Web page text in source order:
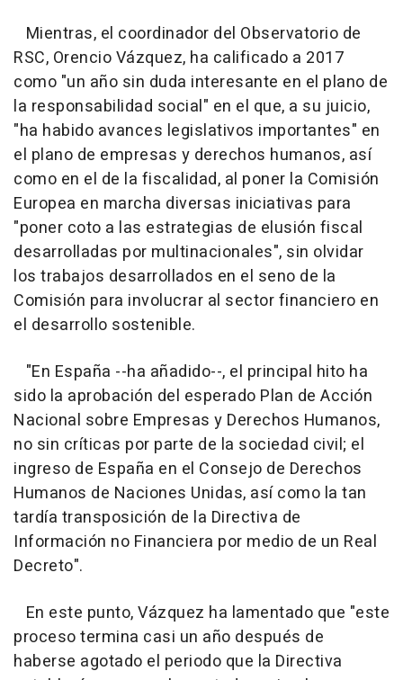
Mientras, el coordinador del Observatorio de
RSC, Orencio Vázquez, ha calificado a 2017
como "un año sin duda interesante en el plano de
la responsabilidad social" en el que, a su juicio,
"ha habido avances legislativos importantes" en
el plano de empresas y derechos humanos, así
como en el de la fiscalidad, al poner la Comisión
Europea en marcha diversas iniciativas para
"poner coto a las estrategias de elusión fiscal
desarrolladas por multinacionales", sin olvidar
los trabajos desarrollados en el seno de la
Comisión para involucrar al sector financiero en
el desarrollo sostenible.
"En España --ha añadido--, el principal hito ha
sido la aprobación del esperado Plan de Acción
Nacional sobre Empresas y Derechos Humanos,
no sin críticas por parte de la sociedad civil; el
ingreso de España en el Consejo de Derechos
Humanos de Naciones Unidas, así como la tan
tardía transposición de la Directiva de
Información no Financiera por medio de un Real
Decreto".
En este punto, Vázquez ha lamentado que "este
proceso termina casi un año después de
haberse agotado el periodo que la Directiva